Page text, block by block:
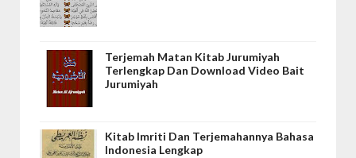
Terjemah Matan Kitab Jurumiyah
Terlengkap Dan Download Video Bait
Jurumiyah
Kitab Imriti Dan Terjemahannya Bahasa
Indonesia Lengkap